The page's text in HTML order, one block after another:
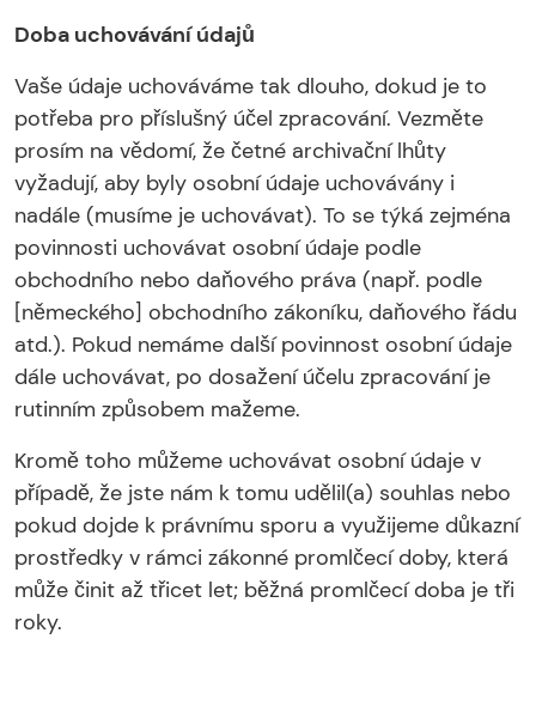
Doba uchovávání údajů
Vaše údaje uchováváme tak dlouho, dokud je to
potřeba pro příslušný účel zpracování. Vezměte
prosím na vědomí, že četné archivační lhůty
vyžadují, aby byly osobní údaje uchovávány i
nadále (musíme je uchovávat). To se týká zejména
povinnosti uchovávat osobní údaje podle
obchodního nebo daňového práva (např. podle
[německého] obchodního zákoníku, daňového řádu
atd.). Pokud nemáme další povinnost osobní údaje
dále uchovávat, po dosažení účelu zpracování je
rutinním způsobem mažeme.
Kromě toho můžeme uchovávat osobní údaje v
případě, že jste nám k tomu udělil(a) souhlas nebo
pokud dojde k právnímu sporu a využijeme důkazní
prostředky v rámci zákonné promlčecí doby, která
může činit až třicet let; běžná promlčecí doba je tři
roky.